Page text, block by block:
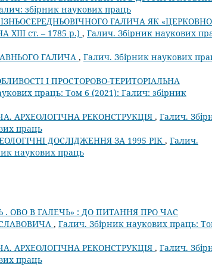
збірник наукових праць
ГАЛИЧА ЯК
ст. – 1785 р.) , Галич. Збірник наукових
ГАЛИЧА , Галич. Збірник наукових
І ПРОСТОРОВО-ТЕРИТОРІАЛЬНА
праць: Том 6 (2021): Галич: збірник
АРХЕОЛОГІЧНА РЕКОНСТРУКЦІЯ , Галич.
праць
ДОСЛІДЖЕННЯ ЗА 1995 РІК , Галич.
наукових праць
. ОВО В ГАЛЕЧЬ» : ДО ПИТАННЯ ПРО ЧАС
, Галич. Збірник наукових праць:
АРХЕОЛОГІЧНА РЕКОНСТРУКЦІЯ , Галич.
праць